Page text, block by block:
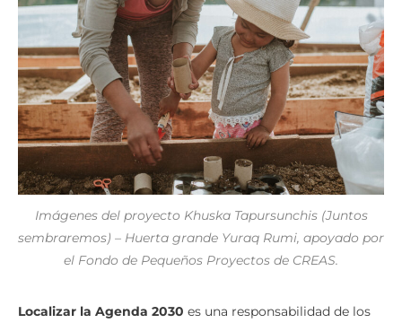
Imágenes del proyecto Khuska Tapursunchis (Juntos
sembraremos) – Huerta grande Yuraq Rumi, apoyado por
el Fondo de Pequeños Proyectos de CREAS.
Localizar la Agenda 2030 es una responsabilidad de los